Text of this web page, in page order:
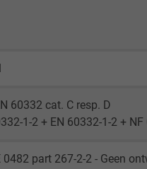
60332 cat. C resp. D
1-2 + EN 60332-1-2 + NF
part 267-2-2 - Geen